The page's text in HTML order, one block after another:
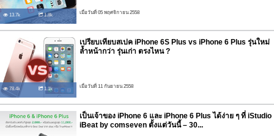
13.7k 1.8k เมื่อวันที่ 05 พฤศจิกายน 2558
78.4k 1.1k
เปรียบเทียบสเปค iPhone 6S Plus vs iPhone 6 Plus รุ่นใหม่
ล้ำหน้ากว่า รุ่นเก่า ตรงไหน ?
เมื่อวันที่ 11 กันยายน 2558
เป็นเจ้าของ iPhone 6 และ iPhone 6 Plus ได้ง่าย ๆ ที่ iStudio
iBeat by comseven ตั้งแต่วันนี้ – 30...